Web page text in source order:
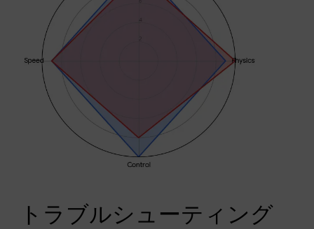
トラブルシューティング